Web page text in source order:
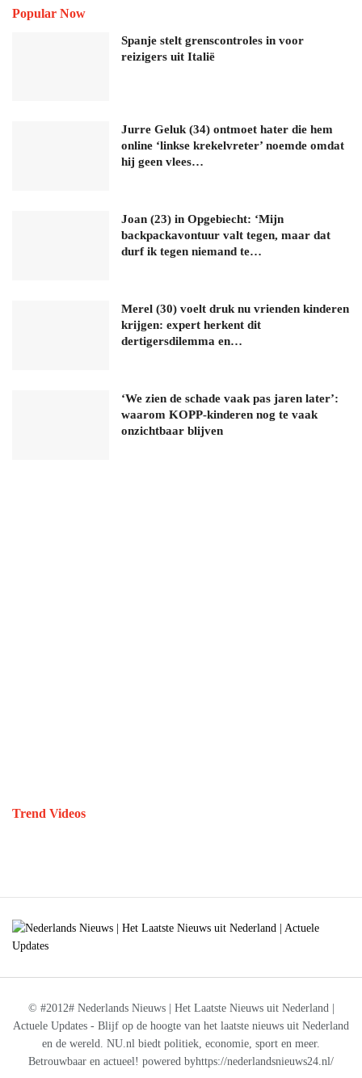
Popular Now
Spanje stelt grenscontroles in voor
reizigers uit Italië
Jurre Geluk (34) ontmoet hater die hem
online ‘linkse krekelvreter’ noemde omdat
hij geen vlees…
Joan (23) in Opgebiecht: ‘Mijn
backpackavontuur valt tegen, maar dat
durf ik tegen niemand te…
Merel (30) voelt druk nu vrienden kinderen
krijgen: expert herkent dit
dertigersdilemma en…
‘We zien de schade vaak pas jaren later’:
waarom KOPP-kinderen nog te vaak
onzichtbaar blijven
Trend Videos
© #2012# Nederlands Nieuws | Het Laatste Nieuws uit Nederland |
Actuele Updates - Blijf op de hoogte van het laatste nieuws uit Nederland
en de wereld. NU.nl biedt politiek, economie, sport en meer.
Betrouwbaar en actueel! powered byhttps://nederlandsnieuws24.nl/